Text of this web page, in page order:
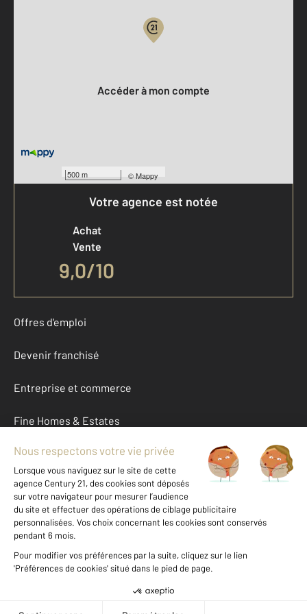
500 m ©Mappy
Accéder à mon compte
Votre agence est notée
Achat
Vente
9,0/10
Offres d'emploi
Devenir franchisé
Entreprise et commerce
Fine Homes & Estates
À propos
International
Nous contacter
Données personnelles